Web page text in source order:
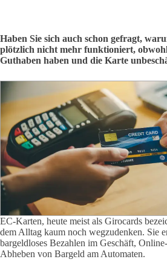
Haben Sie sich auch schon gefragt,
plötzlich nicht mehr funktioniert,
Guthaben haben und die Karte
EC-Karten, heute meist als Girocards
dem Alltag kaum noch wegzudenken. Sie
bargeldloses Bezahlen im Geschäft,
Abheben von Bargeld am Automaten.